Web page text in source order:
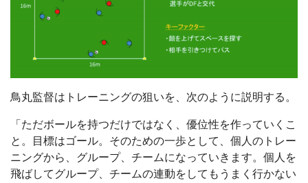
鳥丸監督はトレーニングの狙いを、次のように説明する。
「ただボールを持つだけではなく、優位性を作っていくこ
と。目標はゴール。そのための一歩として、個人のトレー
ニングから、グループ、チームになっていきます。個人を
飛ばしてグループ、チームの連動をしてもうまく行かない